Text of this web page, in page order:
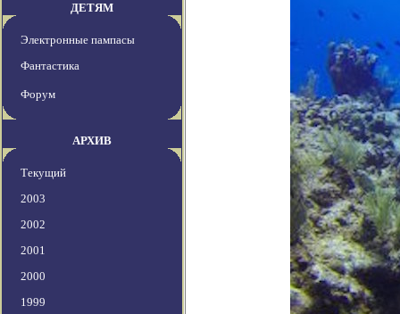
ДЕТЯМ
Электронные пампасы
Фантастика
Форум
АРХИВ
Текущий
2003
2002
2001
2000
1999